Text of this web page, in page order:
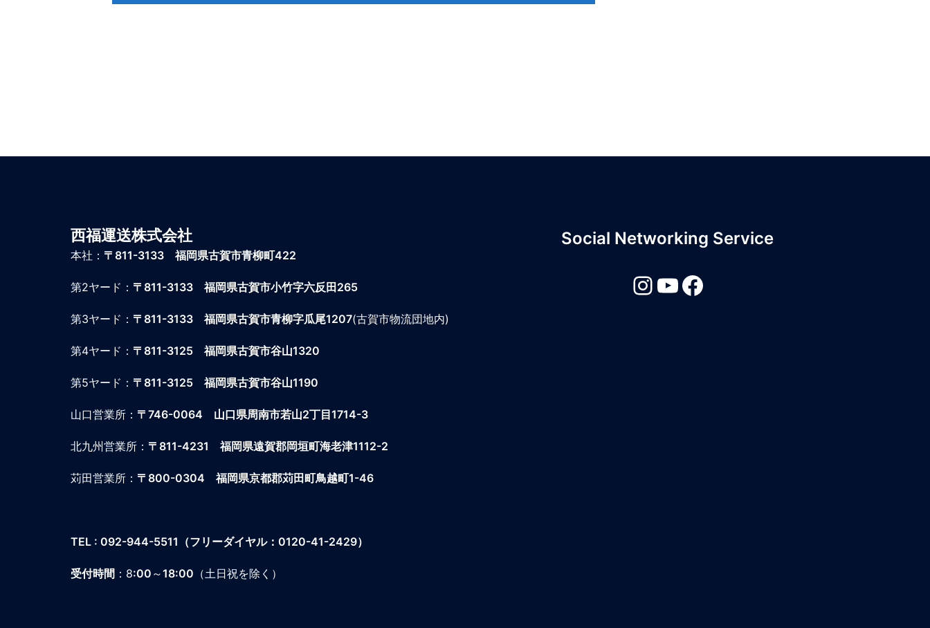
西福運送株式会社
本社： 〒811-3133 福岡県古賀市青柳町422
第2ヤード： 〒811-3133 福岡県古賀市小竹字六反田265
第3ヤード： 〒811-3133 福岡県古賀市青柳字瓜尾1207(古賀市物流団地内)
第4ヤード： 〒811-3125 福岡県古賀市谷山1320
第5ヤード： 〒811-3125 福岡県古賀市谷山1190
山口営業所： 〒746-0064 山口県周南市若山2丁目1714-3
北九州営業所： 〒811-4231 福岡県遠賀郡岡垣町海老津1112-2
苅田営業所： 〒800-0304 福岡県京都郡苅田町鳥越町1-46
TEL : 092-944-5511 （フリーダイヤル：0120-41-2429）
受付時間 ：8:00 ～18:00 （土日祝を除く）
Social Networking Service
Instagram
YouTube
Facebook